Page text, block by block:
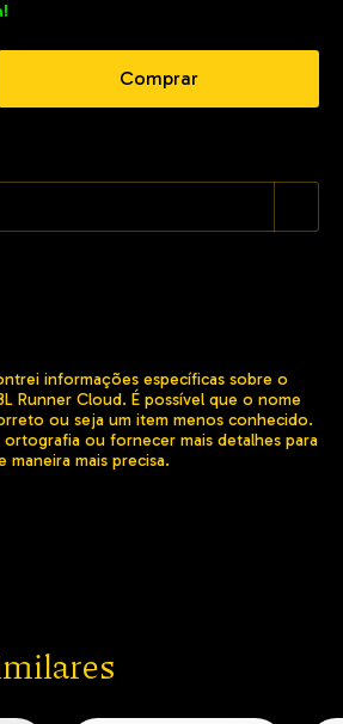
informações específicas sobre o
Runner Cloud. É possível que o nome
ou seja um item menos conhecido.
ou fornecer mais detalhes para
maneira mais precisa.